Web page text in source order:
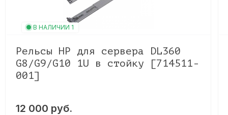
В НАЛИЧИИ 1
Рельсы HP для сервера DL360
G8/G9/G10 1U в стойку [714511-
001]
12 000 руб.